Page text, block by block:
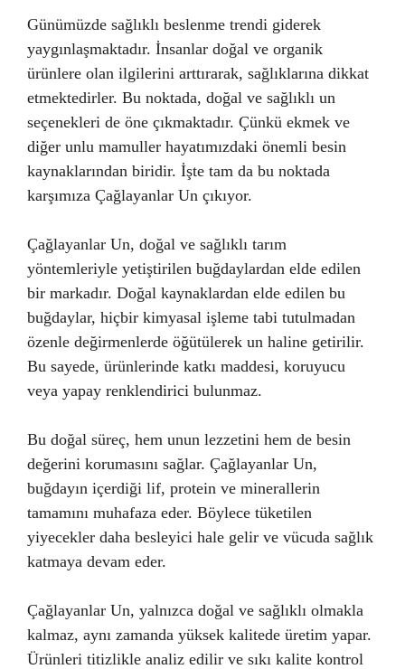
Günümüzde sağlıklı beslenme trendi giderek
yaygınlaşmaktadır. İnsanlar doğal ve organik
ürünlere olan ilgilerini arttırarak, sağlıklarına dikkat
etmektedirler. Bu noktada, doğal ve sağlıklı un
seçenekleri de öne çıkmaktadır. Çünkü ekmek ve
diğer unlu mamuller hayatımızdaki önemli besin
kaynaklarından biridir. İşte tam da bu noktada
karşımıza Çağlayanlar Un çıkıyor.
Çağlayanlar Un, doğal ve sağlıklı tarım
yöntemleriyle yetiştirilen buğdaylardan elde edilen
bir markadır. Doğal kaynaklardan elde edilen bu
buğdaylar, hiçbir kimyasal işleme tabi tutulmadan
özenle değirmenlerde öğütülerek un haline getirilir.
Bu sayede, ürünlerinde katkı maddesi, koruyucu
veya yapay renklendirici bulunmaz.
Bu doğal süreç, hem unun lezzetini hem de besin
değerini korumasını sağlar. Çağlayanlar Un,
buğdayın içerdiği lif, protein ve minerallerin
tamamını muhafaza eder. Böylece tüketilen
yiyecekler daha besleyici hale gelir ve vücuda sağlık
katmaya devam eder.
Çağlayanlar Un, yalnızca doğal ve sağlıklı olmakla
kalmaz, aynı zamanda yüksek kalitede üretim yapar.
Ürünleri titizlikle analiz edilir ve sıkı kalite kontrol